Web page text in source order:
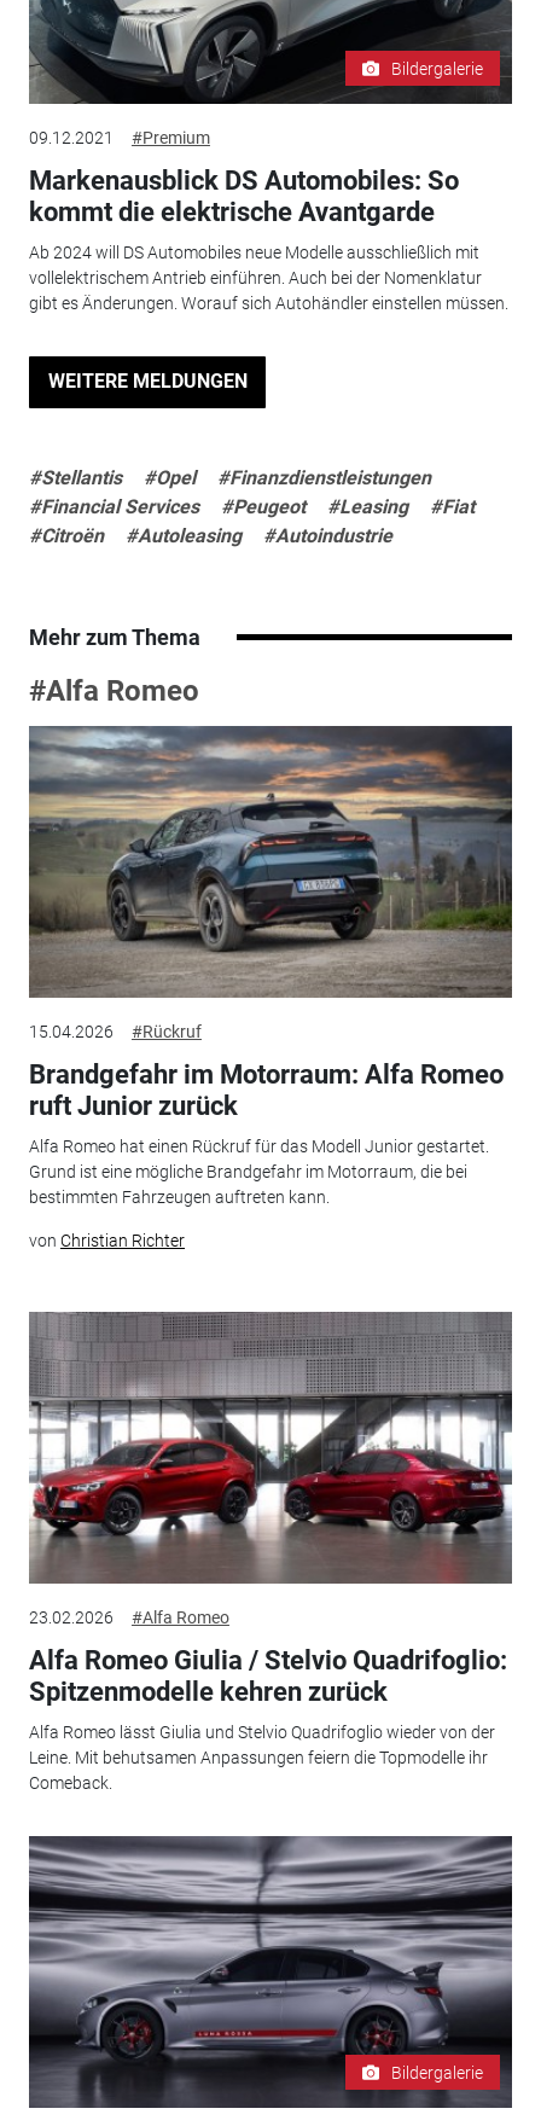
Bildergalerie
09.12.2021 #Premium
Markenausblick DS Automobiles: So
kommt die elektrische Avantgarde
Ab 2024 will DS Automobiles neue Modelle ausschließlich mit
vollelektrischem Antrieb einführen. Auch bei der Nomenklatur
gibt es Änderungen. Worauf sich Autohändler einstellen müssen.
WEITERE MELDUNGEN
#Stellantis #Opel
#Finanzdienstleistungen
#Financial Services
#Peugeot #Leasing
#Fiat
#Citroën
#Autoleasing #Autoindustrie
Mehr zum Thema
#Alfa Romeo
15.04.2026 #Rückruf
Brandgefahr im Motorraum: Alfa Romeo
ruft Junior zurück
Alfa Romeo hat einen Rückruf für das Modell Junior gestartet.
Grund ist eine mögliche Brandgefahr im Motorraum, die bei
bestimmten Fahrzeugen auftreten kann.
von Christian Richter
23.02.2026 #Alfa Romeo
Alfa Romeo Giulia / Stelvio Quadrifoglio:
Spitzenmodelle kehren zurück
Alfa Romeo lässt Giulia und Stelvio Quadrifoglio wieder von der
Leine. Mit behutsamen Anpassungen feiern die Topmodelle ihr
Comeback.
Bildergalerie